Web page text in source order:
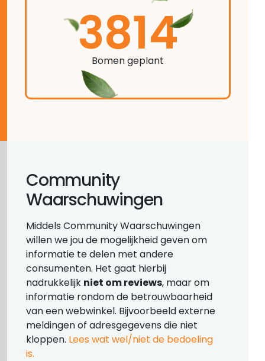
3814
Bomen geplant
Community
Waarschuwingen
Middels Community Waarschuwingen
willen we jou de mogelijkheid geven om
informatie te delen met andere
consumenten. Het gaat hierbij
nadrukkelijk niet om reviews, maar om
informatie rondom de betrouwbaarheid
van een webwinkel. Bijvoorbeeld externe
meldingen of adresgegevens die niet
kloppen. Lees wat wel/niet de bedoeling
is.